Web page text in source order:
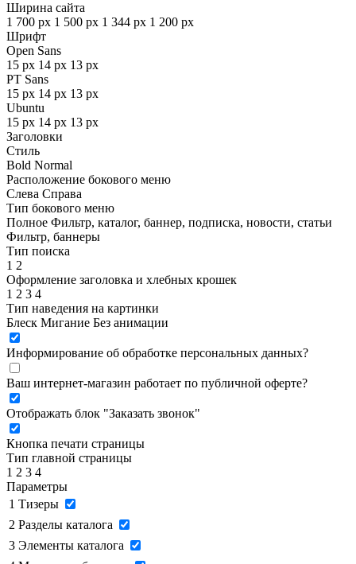
Ширина сайта
1 700 px 1 500 px 1 344 px 1 200 px
Шрифт
Open Sans
15 px 14 px 13 px
PT Sans
15 px 14 px 13 px
Ubuntu
15 px 14 px 13 px
Заголовки
Стиль
Bold Normal
Расположение бокового меню
Слева Справа
Тип бокового меню
Полное Фильтр, каталог, баннер, подписка, новости, статьи
Фильтр, баннеры
Тип поиска
1 2
Оформление заголовка и хлебных крошек
1 2 3 4
Тип наведения на картинки
Блеск Мигание Без анимации
Информирование об обработке персональных данных?
Ваш интернет-магазин работает по публичной оферте?
Отображать блок "Заказать звонок"
Кнопка печати страницы
Тип главной страницы
1 2 3 4
Параметры
1 Тизеры
2 Разделы каталога
3 Элементы каталога